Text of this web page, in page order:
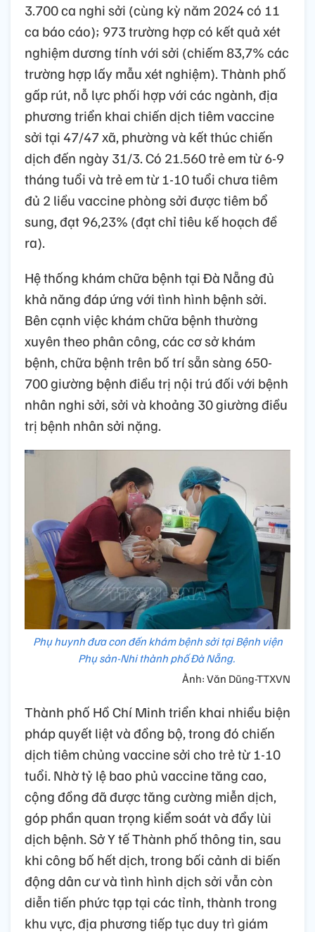
3.700 ca nghi sởi (cùng kỳ năm 2024 có 11
ca báo cáo); 973 trường hợp có kết quả xét
nghiệm dương tính với sởi (chiếm 83,7% các
trường hợp lấy mẫu xét nghiệm). Thành phố
gấp rút, nỗ lực phối hợp với các ngành, địa
phương triển khai chiến dịch tiêm vaccine
sởi tại 47/47 xã, phường và kết thúc chiến
dịch đến ngày 31/3. Có 21.560 trẻ em từ 6-9
tháng tuổi và trẻ em từ 1-10 tuổi chưa tiêm
đủ 2 liều vaccine phòng sởi được tiêm bổ
sung, đạt 96,23% (đạt chỉ tiêu kế hoạch đề
ra).
Hệ thống khám chữa bệnh tại Đà Nẵng đủ
khả năng đáp ứng với tình hình bệnh sởi.
Bên cạnh việc khám chữa bệnh thường
xuyên theo phân công, các cơ sở khám
bệnh, chữa bệnh trên bố trí sẵn sàng 650-
700 giường bệnh điều trị nội trú đối với bệnh
nhân nghi sởi, sởi và khoảng 30 giường điều
trị bệnh nhân sởi nặng.
Phụ huynh đưa con đến khám bệnh sởi tại Bệnh viện
Phụ sản-Nhi thành phố Đà Nẵng.
Ảnh: Văn Dũng-TTXVN
Thành phố Hồ Chí Minh triển khai nhiều biện
pháp quyết liệt và đồng bộ, trong đó chiến
dịch tiêm chủng vaccine sởi cho trẻ từ 1-10
tuổi. Nhờ tỷ lệ bao phủ vaccine tăng cao,
cộng đồng đã được tăng cường miễn dịch,
góp phần quan trọng kiểm soát và đẩy lùi
dịch bệnh. Sở Y tế Thành phố thông tin, sau
khi công bố hết dịch, trong bối cảnh di biến
động dân cư và tình hình dịch sởi vẫn còn
diễn tiến phức tạp tại các tỉnh, thành trong
khu vực, địa phương tiếp tục duy trì giám